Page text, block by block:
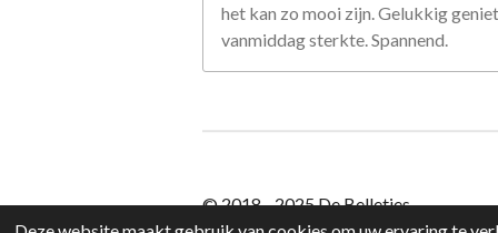
het kan zo mooi zijn. Gelukkig
vanmiddag sterkte. Spannend.
© 2018 - 2025 De Belletjes